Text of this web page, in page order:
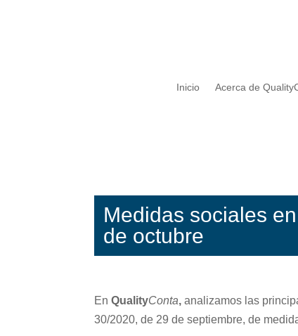
Inicio Acerca de
Medidas sociales
de octubre
En QualityConta,analizamos las
30/2020, de 29 de septiembre, de